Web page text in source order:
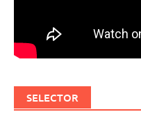
SELECTOR